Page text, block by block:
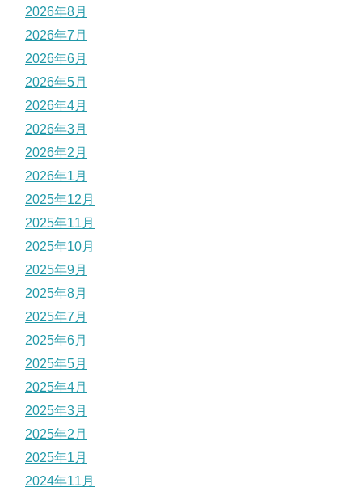
2026年8月
2026年7月
2026年6月
2026年5月
2026年4月
2026年3月
2026年2月
2026年1月
2025年12月
2025年11月
2025年10月
2025年9月
2025年8月
2025年7月
2025年6月
2025年5月
2025年4月
2025年3月
2025年2月
2025年1月
2024年11月